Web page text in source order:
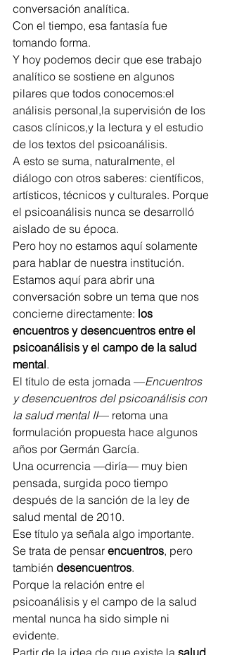
conversación analítica.
Con el tiempo, esa fantasía fue
tomando forma.
Y hoy podemos decir que ese trabajo
analítico se sostiene en algunos
pilares que todos conocemos:el
análisis personal,la supervisión de los
casos clínicos,y la lectura y el estudio
de los textos del psicoanálisis.
A esto se suma, naturalmente, el
diálogo con otros saberes: científicos,
artísticos, técnicos y culturales. Porque
el psicoanálisis nunca se desarrolló
aislado de su época.
Pero hoy no estamos aquí solamente
para hablar de nuestra institución.
Estamos aquí para abrir una
conversación sobre un tema que nos
concierne directamente: los
encuentros y desencuentros entre el
psicoanálisis y el campo de la salud
mental.
El título de esta jornada —Encuentros
y desencuentros del psicoanálisis con
la salud mental II— retoma una
formulación propuesta hace algunos
años por Germán García.
Una ocurrencia —diría— muy bien
pensada, surgida poco tiempo
después de la sanción de la ley de
salud mental de 2010.
Ese título ya señala algo importante.
Se trata de pensar encuentros, pero
también desencuentros.
Porque la relación entre el
psicoanálisis y el campo de la salud
mental nunca ha sido simple ni
evidente.
Partir de la idea de que existe la salud